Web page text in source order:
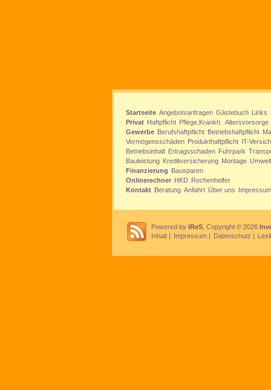
Startseite Angebotsanfragen Gästebuch Links
Privat Haftpflicht Pflege,Krankh.
Altersvorsorge
Gewerbe Berufshaftpflicht Betriebshaftpflicht
Vermögensschäden Produkthaftpflicht IT-
Betriebsinhalt Ertragsschaden Fuhrpark
Bauleistung Kreditversicherung Montage Umwelt
Finanzierung Bausparen
Onlinerechner HKD Rechenhelfer
Kontakt Beratung Anfahrt Über uns Impressum
Powered by IReS , Copyright © 2026
Inhalt | Impressum | Datenschutz |